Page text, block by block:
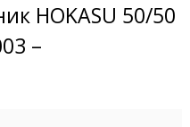
HOKASU 50/50
–